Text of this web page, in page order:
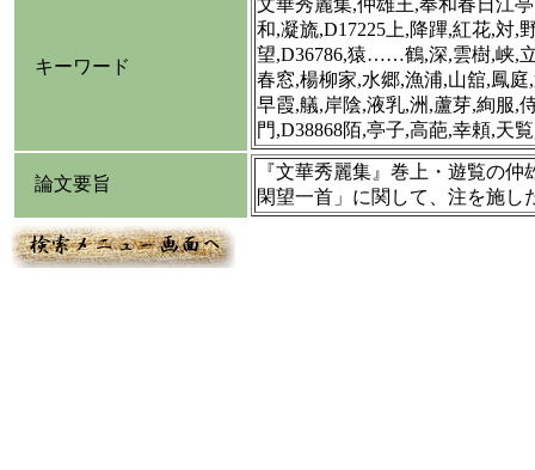
キーワード
文華秀麗集,仲雄王,奉和春日江
和,凝旒,D17225上,降蹕,紅花,対,
望,D36786,猿……鶴,深,雲樹,峡,
春窓,楊柳家,水郷,漁浦,山舘,鳳
早霞,艤,岸陰,液乳,洲,蘆芽,絢服,
門,D38868陌,亭子,高葩,幸頼,天
論文要旨
『文華秀麗集』巻上・遊覧の
閑望一首」に関して、注を施し